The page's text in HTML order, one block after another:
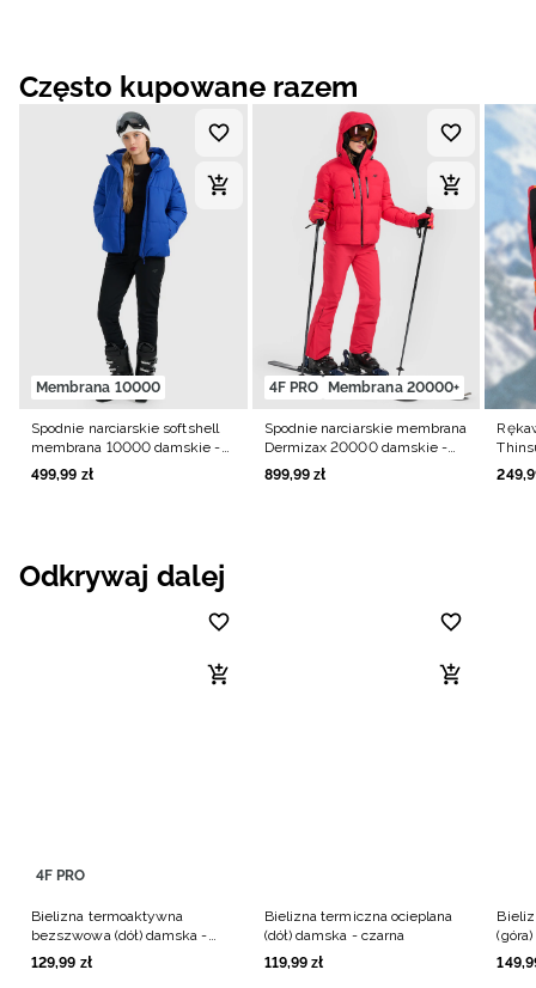
Często kupowane razem
Membrana 10000
Spodnie narciarskie softshell
membrana 10000 damskie -
czarne
499,99 zł
4F PRO Membrana 20000+
Spodnie narciarskie membrana
Dermizax 20000 damskie -
różowe
899,99 zł 249,
Odkrywaj dalej
4F PRO
Bielizna termoaktywna
bezszwowa (dół) damska -
czarna
129,99 zł
Bielizna termiczna ocieplana
(dół) damska - czarna
119,99 zł
149,